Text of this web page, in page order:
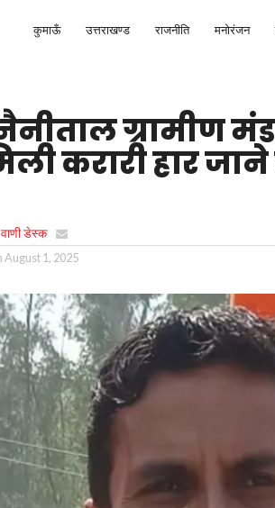
कुमाऊँ उत्तराखण्ड राजनीति मनोरंजन
ग्रामीण
करारी हार जाने
डेस्क
August 1, 2025